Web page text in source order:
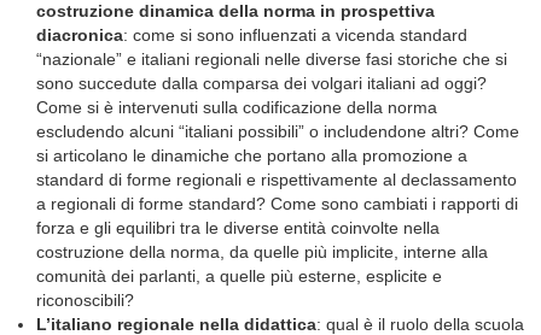
costruzione dinamica della norma in prospettiva
diacronica: come si sono influenzati a vicenda standard
“nazionale” e italiani regionali nelle diverse fasi storiche che si
sono succedute dalla comparsa dei volgari italiani ad oggi?
Come si è intervenuti sulla codificazione della norma
escludendo alcuni “italiani possibili” o includendone altri? Come
si articolano le dinamiche che portano alla promozione a
standard di forme regionali e rispettivamente al declassamento
a regionali di forme standard? Come sono cambiati i rapporti di
forza e gli equilibri tra le diverse entità coinvolte nella
costruzione della norma, da quelle più implicite, interne alla
comunità dei parlanti, a quelle più esterne, esplicite e
riconoscibili?
L’italiano regionale nella didattica: qual è il ruolo della scuola